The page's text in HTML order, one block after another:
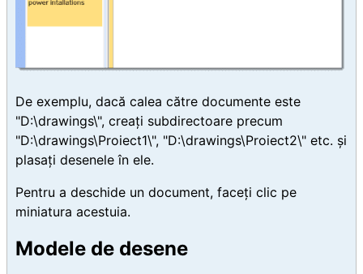
De exemplu, dacă calea către documente este
"D:\drawings\", creați subdirectoare precum
"D:\drawings\Proiect1\", "D:\drawings\Proiect2\" etc. și
plasați desenele în ele.
Pentru a deschide un document, faceți clic pe
miniatura acestuia.
Modele de desene